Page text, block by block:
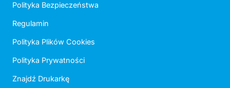
Polityka Bezpieczeństwa
Regulamin
Polityka Plików Cookies
Polityka Prywatności
Znajdź Drukarkę